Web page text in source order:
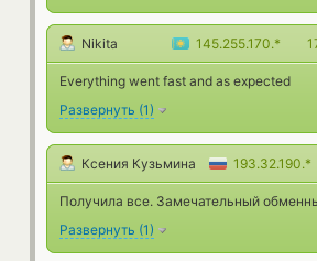
Nikita 145.255.170.*
Everything went fast and as expected
Развернуть (1)
Ксения Кузьмина 193.32.190.*
Получила все. Замечательный
Развернуть (1)